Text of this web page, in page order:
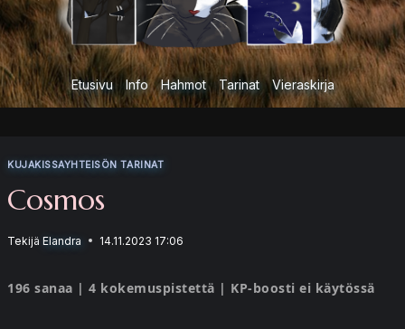
Etusivu Info Hahmot Tarinat Vieraskirja
KUJAKISSAYHTEISÖN TARINAT
Cosmos
Tekijä Elandra 14.11.2023 17:06
196 sanaa | 4 kokemuspistettä | KP-boosti ei käytössä